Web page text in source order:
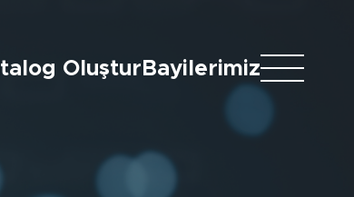
Oluştur Bayilerimiz